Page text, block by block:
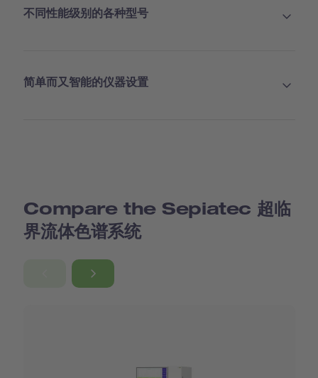
不同性能级别的各种型号
简单而又智能的仪器设置
Compare the Sepiatec 超临
界流体色谱系统